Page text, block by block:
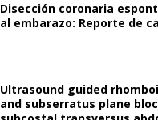
Disección coronaria
al embarazo: Reporte de
Ultrasound guided
and subserratus plane